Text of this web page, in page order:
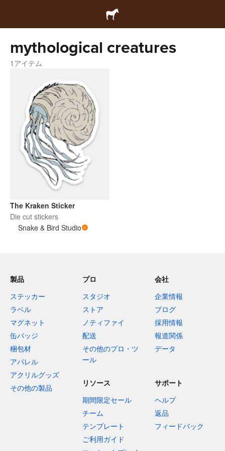
mythological creatures
1アイテム
The Kraken Sticker
Die cut stickers
Snake & Bird Studio
製品
ステッカー
ラベル
マグネット
缶バッジ
梱包材
アパレル
アクリルグッズ
その他の製品
プロ
スタジオ
ストア
ノティファイ
配送
その他のプロ・ツ
ール
会社
企業情報
ブログ
採用情報
報道関係
データ
リソース
期間限定セール
チーム
テンプレート
ご利用ガイド
サポート
ヘルプ
返品
フィードバック